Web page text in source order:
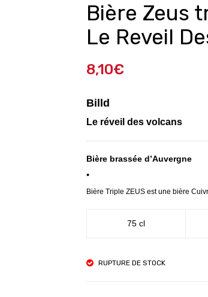
Bière Zeus
Le Reveil
8,10€
Billd
Le réveil des volcans
Bière brassée d’Auvergne
•
Bière Triple ZEUS est une bière
75 cl
RUPTURE DE STOCK